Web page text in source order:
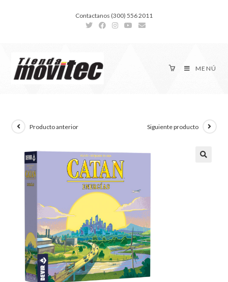
Contactanos (300) 556 2011
MENÚ
Producto anterior Siguiente producto